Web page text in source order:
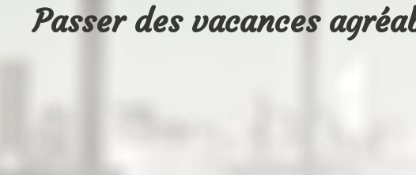
Passer des vacances